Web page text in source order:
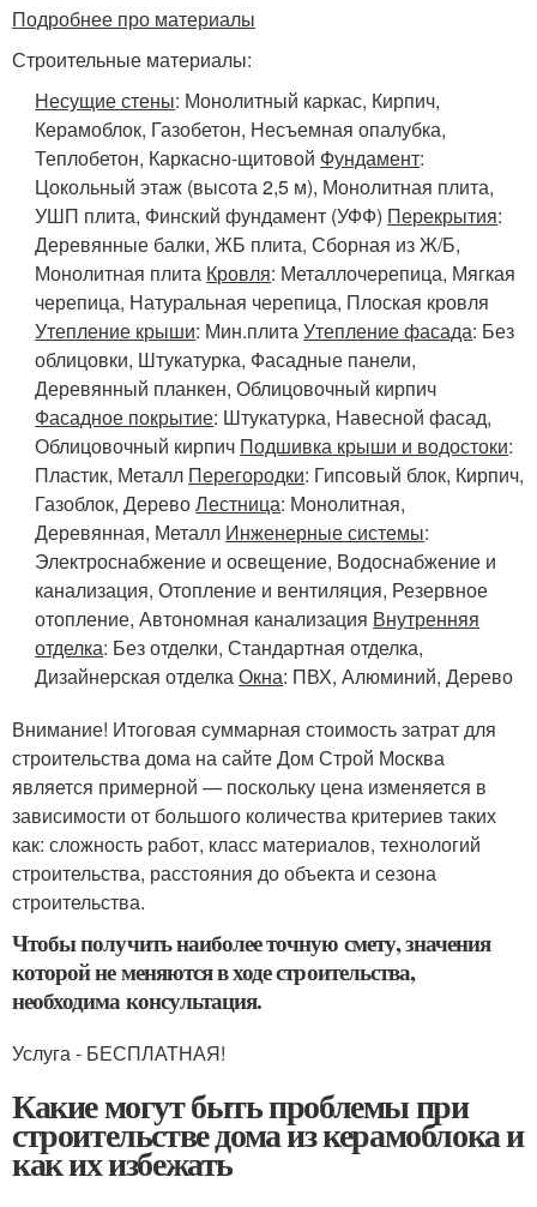
Подробнее про материалы
Строительные материалы:
Несущие стены: Монолитный каркас, Кирпич,
Керамоблок, Газобетон, Несъемная опалубка,
Теплобетон, Каркасно-щитовой Фундамент:
Цокольный этаж (высота 2,5 м), Монолитная плита,
УШП плита, Финский фундамент (УФФ) Перекрытия:
Деревянные балки, ЖБ плита, Сборная из Ж/Б,
Монолитная плита Кровля: Металлочерепица, Мягкая
черепица, Натуральная черепица, Плоская кровля
Утепление крыши: Мин.плитаУтепление фасада: Без
облицовки, Штукатурка, Фасадные панели,
Деревянный планкен, Облицовочный кирпич
Фасадное покрытие: Штукатурка, Навесной фасад,
Облицовочный кирпич Подшивка крыши и водостоки:
Пластик, Металл Перегородки: Гипсовый блок, Кирпич,
Газоблок, ДеревоЛестница: Монолитная,
Деревянная, Металл Инженерные системы:
Электроснабжение и освещение, Водоснабжение и
канализация, Отопление и вентиляция, Резервное
отопление, Автономная канализация Внутренняя
отделка: Без отделки, Стандартная отделка,
Дизайнерская отделкаОкна: ПВХ, Алюминий, Дерево
Внимание! Итоговая суммарная стоимость затрат для
строительства дома на сайте Дом Строй Москва
является примерной — поскольку цена изменяется в
зависимости от большого количества критериев таких
как: сложность работ, класс материалов, технологий
строительства, расстояния до объекта и сезона
строительства.
Чтобы получить наиболее точную смету, значения
которой не меняются в ходе строительства,
необходима консультация.
Услуга - БЕСПЛАТНАЯ!
Какие могут быть проблемы при
строительстве дома из керамоблока и
как их избежать